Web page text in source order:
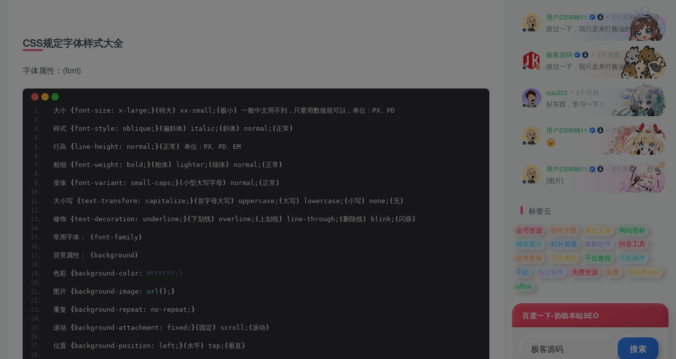
CSS规定字体样式大全
字体属性：(font)
大小 {font-size: x-large; }(特大 ) xx-small; (极小) 一般中文用不到，只要用数值就可以，单位：PX、PD
样式 {font-style: oblique; }(偏斜体 ) italic; (斜体 ) normal; ( 正常 )
行高 {line-height: normal; }( 正常 ) 单位：PX、PD、EM
粗细 {font-weight: bold; }( 粗体 ) lighter; (细体 ) normal; ( 正常 )
变体 {font-variant: small-caps; }(小型大写字母) normal; ( 正常 )
大小写 {text-transform: capitalize; }(首字母大写 ) uppercase; ( 大写 ) lowercase; (小写 ) none; ( 无)
修饰 {text-decoration: underline; }(下划线) overline; ( 上划线) line-through; (删除线) blink; ( 闪烁 )
常用字体： ( font-family )
背景属性： ( background )
色彩 { background-color: #FFFFFF;}
图片 { background-image: url () ; }
重复 { background-repeat: no-repeat; }
滚动 { background-attachment: fixed; }( 固定 ) scroll; (滚动 )
位置 { background-position: left; }( 水平) top; (垂直 )
用户23068811 2个月前
0
路过一下，我只是来打酱油的！
极客源码 2个月前
0
路过一下，我只是来打酱油的！
uuu222 2个月前
0
好东西，学习一下！
用户23068811 2个月前 0
用户23068811 2个月前
0
[图片]
标签云
金币资源 软件下载 美化工具
网站图标
精美图片
积分资源 破解软件
抖音工具
技术教程
子比美化 子比教程
子比插件
子比
办公软件 免费资源 免费
WordPress
office
百度一下-协助本站SEO
搜索